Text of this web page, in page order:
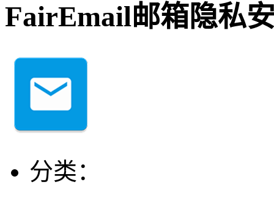
FairEmail邮箱隐私
分类：